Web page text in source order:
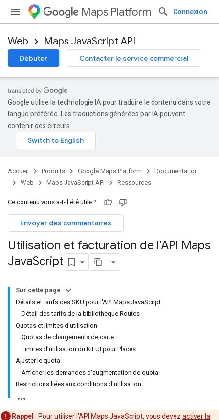
Maps Platform Connexion
Web Maps JavaScript API
Débuter Contacter le service commercial
Google utilise la technologie IA pour traduire le contenu dans votre
langue préférée. Les traductions générées par IA peuvent
contenir des erreurs.
Accueil Produits Google Maps Platform
Documentation
Web
Maps JavaScript API Ressources
Ce contenu vous a-t-il été utile ?
Envoyer des commentaires
Utilisation et facturation de l'API Maps
JavaScript
Sur cette page
Détails et tarifs des SKU pour l'API Maps JavaScript
Détail des tarifs de la bibliothèque Routes
Quotas et limites d'utilisation
Quotas de chargements de carte
Limites d'utilisation du Kit UI pour Places
Ajuster le quota
Afficher les demandes d'augmentation de quota
Restrictions liées aux conditions d'utilisation
Rappel : Pour utiliser l'API Maps JavaScript, vous devez activer la